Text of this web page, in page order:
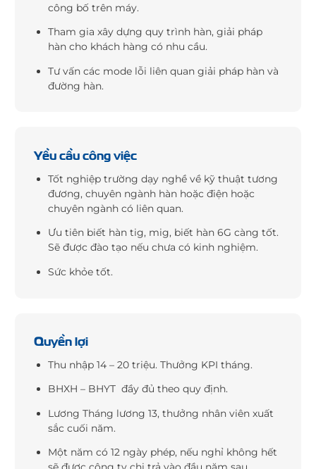
công bố trên máy.
Tham gia xây dựng quy trình hàn, giải pháp
hàn cho khách hàng có nhu cầu.
Tư vấn các mode lỗi liên quan giải pháp hàn và
đường hàn.
Yều cầu công việc
Tốt nghiệp trường dạy nghề về kỹ thuật tương
đương, chuyên ngành hàn hoặc điện hoặc
chuyên ngành có liên quan.
Ưu tiên biết hàn tig, mig, biết hàn 6G càng tốt.
Sẽ được đào tạo nếu chưa có kinh nghiệm.
Sức khỏe tốt.
Quyền lợi
Thu nhập 14 – 20 triệu. Thưởng KPI tháng.
BHXH – BHYT đầy đủ theo quy định.
Lương Tháng lương 13, thưởng nhân viên xuất
sắc cuối năm.
Một năm có 12 ngày phép, nếu nghỉ không hết